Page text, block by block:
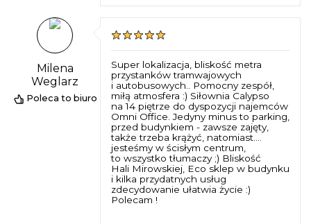
Milena
Weglarz
Poleca to biuro
Super lokalizacja, bliskość metra
przystanków tramwajowych
i autobusowych.. Pomocny zespół,
miłą atmosfera :) Siłownia Calypso
na 14 piętrze do dyspozycji najemców
Omni Office. Jedyny minus to parking,
przed budynkiem - zawsze zajęty,
także trzeba krążyć, natomiast....
jesteśmy w ścisłym centrum,
to wszystko tłumaczy ;) Bliskość
Hali Mirowskiej, Eco sklep w budynku
i kilka przydatnych usług
zdecydowanie ułatwia życie :)
Polecam !